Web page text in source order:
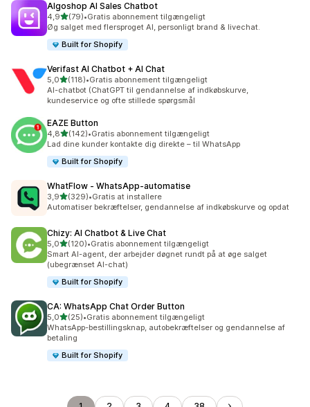
Algoshop AI Sales Chatbot
4,9ud af 5 stjerner
(79)
79 anmeldelser i alt
•Gratis abonnement tilgængeligt
Øg salget med flersproget AI, personligt brand & livechat.
Built for Shopify
Verifast AI Chatbot + AI Chat
5,0ud af 5 stjerner
(118)
118 anmeldelser i alt
•Gratis abonnement tilgængeligt
AI-chatbot (ChatGPT til gendannelse af indkøbskurve,
kundeservice og ofte stillede spørgsmål
EAZE Button
4,8ud af 5 stjerner
(142)
142 anmeldelser i alt
•Gratis abonnement tilgængeligt
Lad dine kunder kontakte dig direkte – til WhatsApp
Built for Shopify
WhatFlow ‑ WhatsApp‑automatise
3,9ud af 5 stjerner
(329)
329 anmeldelser i alt
•Gratis at installere
Automatiser bekræftelser, gendannelse af indkøbskurve og opdat
Chizy: AI Chatbot & Live Chat
5,0ud af 5 stjerner
(120)
120 anmeldelser i alt
•Gratis abonnement tilgængeligt
Smart AI-agent, der arbejder døgnet rundt på at øge salget
(ubegrænset AI-chat)
Built for Shopify
CA: WhatsApp Chat Order Button
5,0ud af 5 stjerner
(25)
25 anmeldelser i alt
•Gratis abonnement tilgængeligt
WhatsApp-bestillingsknap, autobekræftelser og gendannelse af
betaling
Built for Shopify